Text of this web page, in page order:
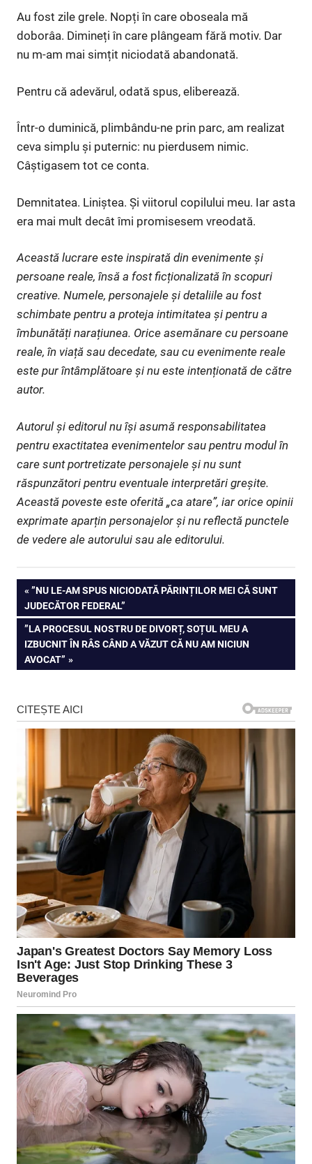
Au fost zile grele. Nopți în care oboseala mă
doborâa. Dimineți în care plângeam fără motiv. Dar
nu m-am mai simțit niciodată abandonată.
Pentru că adevărul, odată spus, eliberează.
Într-o duminică, plimbându-ne prin parc, am realizat
ceva simplu și puternic: nu pierdusem nimic.
Câștigasem tot ce conta.
Demnitatea. Liniștea. Și viitorul copilului meu. Iar asta
era mai mult decât îmi promisesem vreodată.
Această lucrare este inspirată din evenimente și
persoane reale, însă a fost ficționalizată în scopuri
creative. Numele, personajele și detaliile au fost
schimbate pentru a proteja intimitatea și pentru a
îmbunătăți narațiunea. Orice asemănare cu persoane
reale, în viață sau decedate, sau cu evenimente reale
este pur întâmplătoare și nu este intenționată de către
autor.
Autorul și editorul nu își asumă responsabilitatea
pentru exactitatea evenimentelor sau pentru modul în
care sunt portretizate personajele și nu sunt
răspunzători pentru eventuale interpretări greșite.
Această poveste este oferită „ca atare”, iar orice opinii
exprimate aparțin personajelor și nu reflectă punctele
de vedere ale autorului sau ale editorului.
Navigare
în
articole
PREVIOUS
POST:
”NU LE-AM SPUS NICIODATĂ PĂRINȚILOR MEI CĂ SUNT
JUDECĂTOR FEDERAL”
NEXT
POST:
”LA PROCESUL NOSTRU DE DIVORȚ, SOȚUL MEU A
IZBUCNIT ÎN RÂS CÂND A VĂZUT CĂ NU AM NICIUN
AVOCAT”